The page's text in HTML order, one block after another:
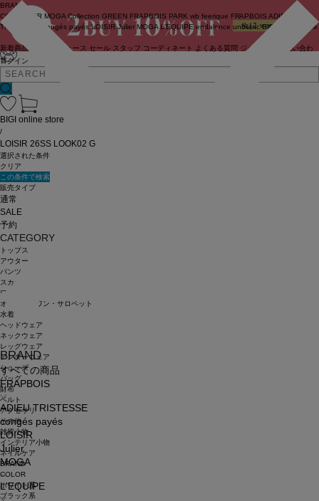
ログイン
BRAND
COUTURIER MOGA Collection GREEN FRAPBOIS PARK wb feerique FRAPBOIS ADIEU
TRISTESSE
congés payés LOISIR Julier MOGA L'EQUIPE endalence unbilanc BIGI online store
新着商品 ニュース セール スタッフ コーディネート よくある質問 ジャーナル
お問い合わ
せ
BRAND
すべての商品
FRAPBOIS
ADIEU TRISTESSE
congés payés
LOISIR
Julier
MOGA
L'EQUIPE
BIGI online store
/
LOISIR 26SS LOOK02 G
選択された条件
クリア
この条件で検索
販売タイプ
通常
SALE
予約
CATEGORY
トップス
アウター
パンツ
スカート
ワンピース
オールインワン・サロペット
水着
ヘッドウェア
ネックウェア
レッグウェア
アンダーウェア
シューズ
バッグ
財布
ベルト
アクセサリ
その他
雑貨小物
インテリア小物
ネイルケア
BRAND
COLOR
ホワイト系
ブラック系